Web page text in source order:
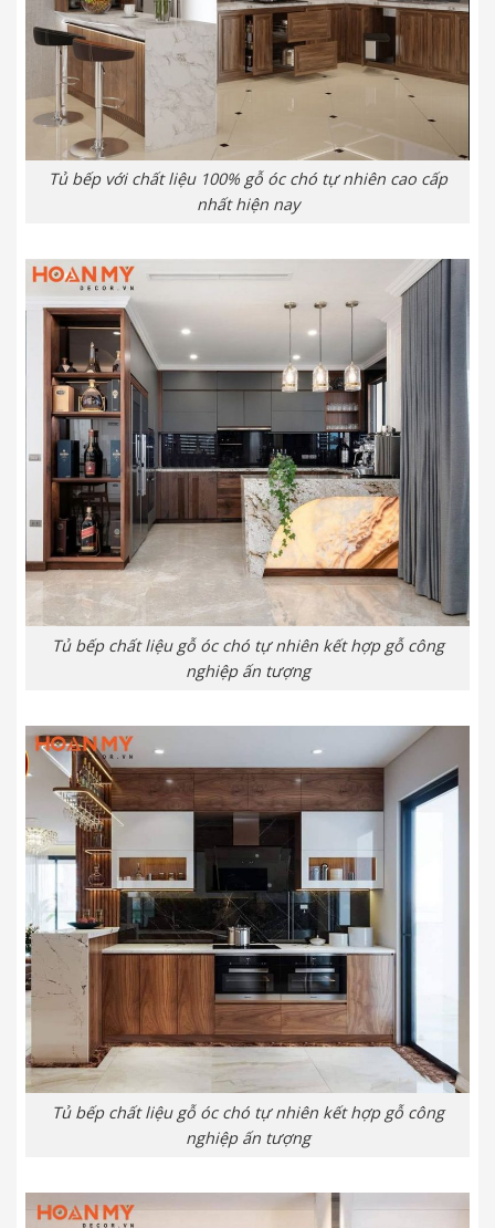
Tủ bếp với chất liệu 100% gỗ óc chó tự nhiên cao cấp
nhất hiện nay
Tủ bếp chất liệu gỗ óc chó tự nhiên kết hợp gỗ công
nghiệp ấn tượng
Tủ bếp chất liệu gỗ óc chó tự nhiên kết hợp gỗ công
nghiệp ấn tượng